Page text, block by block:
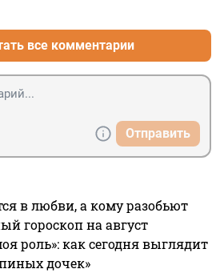
все комментарии
Отправить
в любви, а кому разобьют
гороскоп на август
роль»: как сегодня выглядит
дочек»